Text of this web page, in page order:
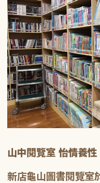
山中閱覽室 怡情養
新店龜山圖書閱覽室